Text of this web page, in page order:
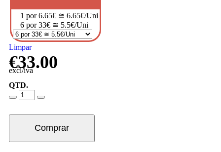
1 por 6.65€ ≅ 6.65€/Uni
6 por 33€ ≅ 5.5€/Uni
Limpar
€33.00
excl/iva
QTD.
Comprar